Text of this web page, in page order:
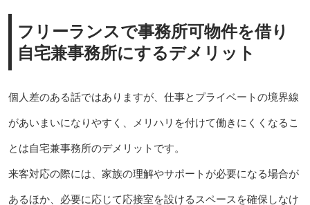
フリーランスで事務所可物件を借り
自宅兼事務所にするデメリット
個人差のある話ではありますが、仕事とプライベートの境界線
があいまいになりやすく、メリハリを付けて働きにくくなるこ
とは自宅兼事務所のデメリットです。
来客対応の際には、家族の理解やサポートが必要になる場合が
あるほか、必要に応じて応接室を設けるスペースを確保しなけ